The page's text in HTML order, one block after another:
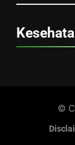
Serunya
Pikiran
©